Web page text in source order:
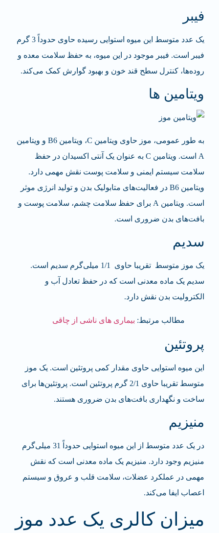
فیبر
یک عدد متوسط این میوه استوایی رسیده حاوی حدوداً 3 گرم
فیبر است. فیبر موجود در این میوه، به حفظ سلامت معده و
روده‌ها، کنترل سطح قند خون و بهبود گوارش کمک می‌کند.
ویتامین ها
به طور عمومی، موز حاوی ویتامین C، ویتامین B6 و ویتامین
A است. ویتامین C به عنوان یک آنتی اکسیدان در حفظ
سلامت سیستم ایمنی و سلامت پوست نقش مهمی دارد.
ویتامین B6 در فعالیت‌های متابولیک بدن و تولید انرژی موثر
است. ویتامین A برای حفظ سلامت چشم‌، سلامت پوست و
بافت‌های بدن ضروری است.
سدیم
یک موز متوسط تقریبا حاوی 1/1 میلی‌گرم سدیم است.
سدیم یک ماده معدنی است که در حفظ تعادل آب و
الکترولیت بدن نقش دارد.
مطالب مرتبط: بیماری های ناشی از چاقی
پروتئین
این میوه استوایی حاوی مقدار کمی پروتئین است. یک موز
متوسط تقریبا حاوی 2/1 گرم پروتئین است. پروتئین‌ها برای
ساخت و نگهداری بافت‌های بدن ضروری هستند.
منیزیم
در یک عدد متوسط ​​از این میوه استوایی حدوداً 31 میلی‌گرم
منیزیم وجود دارد. منیزیم یک ماده معدنی است که نقش
مهمی در عملکرد عضلات، سلامت قلب و عروق و سیستم
اعصاب ایفا می‌کند.
میزان کالری یک عدد موز